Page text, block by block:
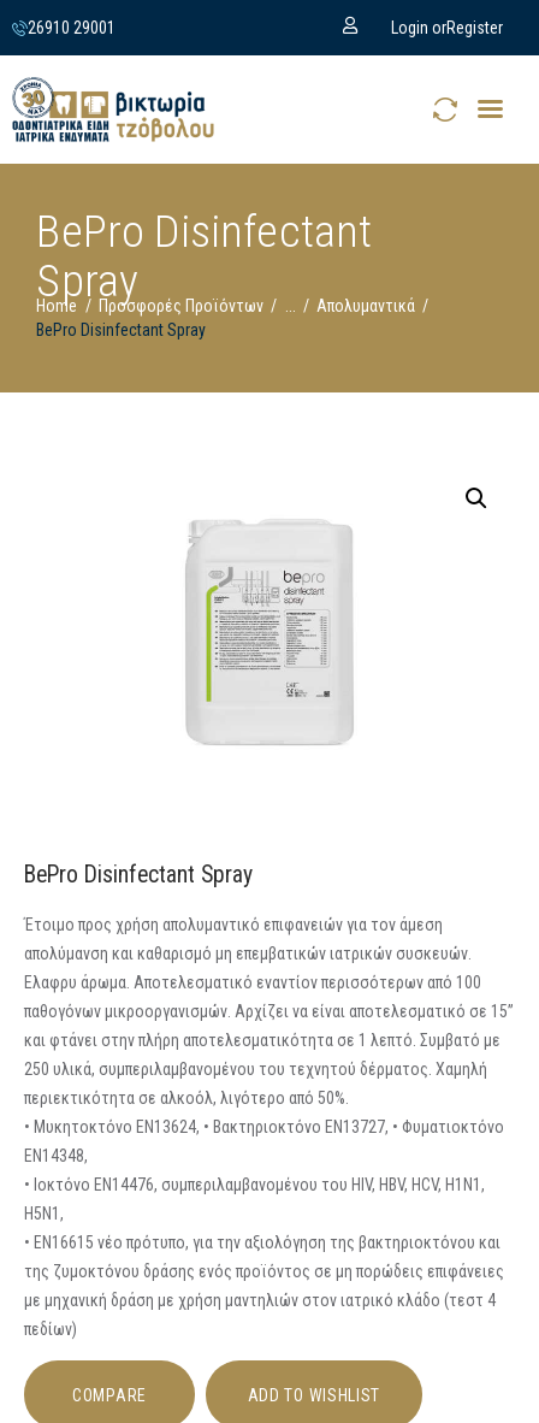
26910 29001 Login orRegister
BePro Disinfectant
Spray
Home Προσφορές Προϊόντων ...
Απολυμαντικά
BePro Disinfectant Spray
BePro Disinfectant Spray
Έτοιμο προς χρήση απολυμαντικό επιφανειών για τον άμεση
απολύμανση και καθαρισμό μη επεμβατικών ιατρικών συσκευών.
Ελαφρυ άρωμα. Αποτελεσματικό εναντίον περισσότερων από 100
παθογόνων μικροοργανισμών. Αρχίζει να είναι αποτελεσματικό σε 15”
και φτάνει στην πλήρη αποτελεσματικότητα σε 1 λεπτό. Συμβατό με
250 υλικά, συμπεριλαμβανομένου του τεχνητού δέρματος. Χαμηλή
περιεκτικότητα σε αλκοόλ, λιγότερο από 50%.
• Μυκητοκτόνο EN13624, • Βακτηριοκτόνο EN13727, • Φυματιοκτόνο
EN14348,
• Ιοκτόνο EN14476, συμπεριλαμβανομένου του HIV, HBV, HCV, Η1Ν1,
Η5Ν1,
• EN16615 νέο πρότυπο, για την αξιολόγηση της βακτηριοκτόνου και
της ζυμοκτόνου δράσης ενός προϊόντος σε μη πορώδεις επιφάνειες
με μηχανική δράση με χρήση μαντηλιών στον ιατρικό κλάδο (τεστ 4
πεδίων)
COMPARE ADD TO WISHLIST